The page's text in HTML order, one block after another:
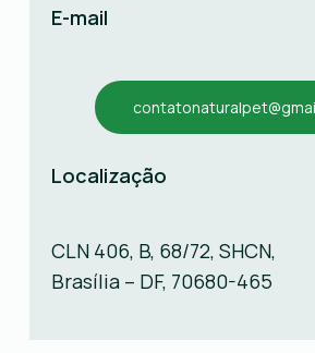
E-mail
Localização
CLN 406, B, 68/72, SHCN,
Brasília – DF, 70680-465